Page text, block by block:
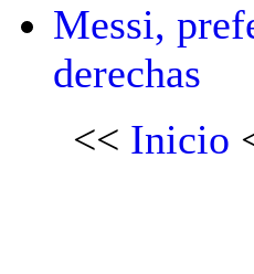
Messi,
derechas
<< Inicio